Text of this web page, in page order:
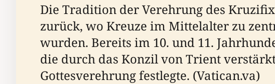
Die Tradition der Verehrung des
zurück, wo Kreuze im Mittelalter zu
wurden. Bereits im 10. und 11.
die durch das Konzil von Trient
Gottesverehrung festlegte. (Vatican.va)